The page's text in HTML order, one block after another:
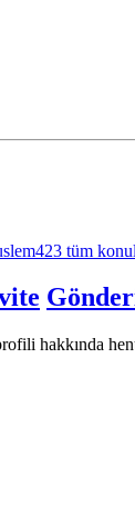
tüm
hakkında